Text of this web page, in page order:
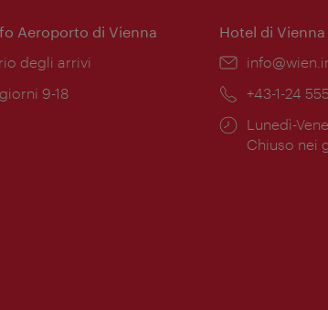
Aeroporto di Vienna
degli arrivi
9-18
Hotel di
Email:
Telefono:
+43-1-24 555
Orari
di
Lunedì-
Chiuso nei